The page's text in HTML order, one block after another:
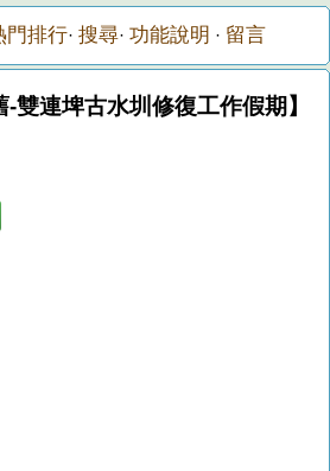
門排行· 搜尋· 功能說明 · 留言
雙連埤古水圳修復工作假期】